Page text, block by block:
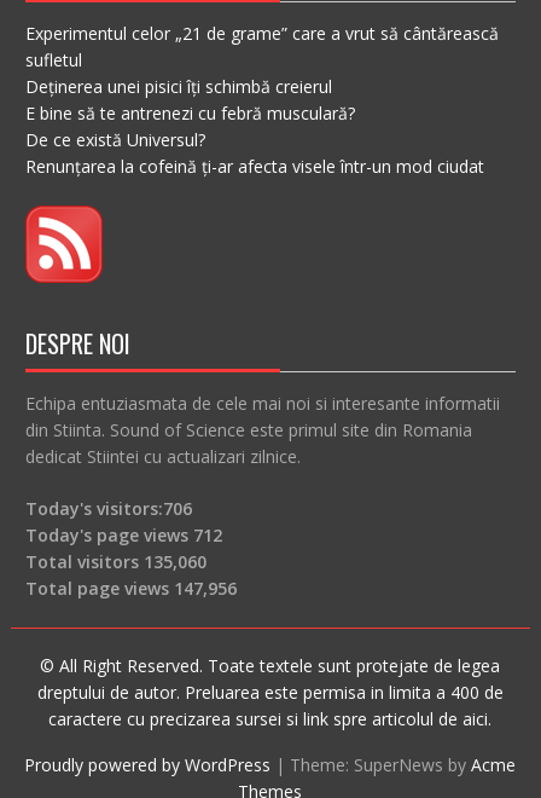
Experimentul celor „21 de grame” care a vrut să cântărească
sufletul
Deținerea unei pisici îți schimbă creierul
E bine să te antrenezi cu febră musculară?
De ce există Universul?
Renunțarea la cofeină ți-ar afecta visele într-un mod ciudat
DESPRE NOI
Echipa entuziasmata de cele mai noi si interesante informatii
din Stiinta. Sound of Science este primul site din Romania
dedicat Stiintei cu actualizari zilnice.
Today's visitors:706
Today's page views 712
Total visitors 135,060
Total page views 147,956
© All Right Reserved. Toate textele sunt protejate de legea
dreptului de autor. Preluarea este permisa in limita a 400 de
caractere cu precizarea sursei si link spre articolul de aici.
Proudly powered by WordPress | Theme: SuperNews byAcme
Themes